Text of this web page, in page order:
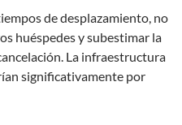
de desplazamiento, no
huéspedes y subestimar la
La infraestructura
significativamente por